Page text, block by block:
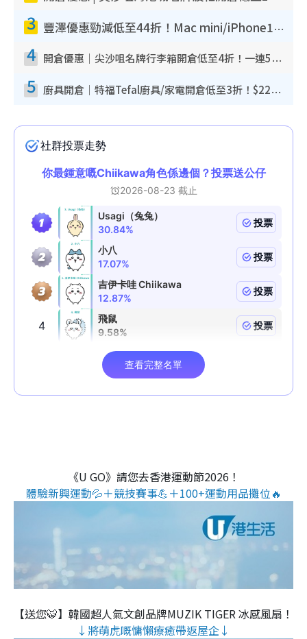
3 豐澤優惠勁減低至44折！Mac mini/iPhone17Pro大減價！廚房家電$220起
4 開倉優惠｜尖沙咀名牌行李箱開倉低至4折！一連5日 American Tourister/ace./Hallmark $200起！
5 廚具開倉｜特福Tefal廚具/家電開倉低至3折！$220起買平底鍋/炒鑊/湯煲！電飯煲/吸塵機/燙斗$418起
《U GO》請您去香港運動節2026！
體驗新興運動💦＋競技賽事💪＋100+運動用品攤位🔥
【送您🐯】韓國超人氣文創品牌MUZIK TIGER 冰感風扇！
↓將萌虎嘅慵懶療癒帶返屋企↓